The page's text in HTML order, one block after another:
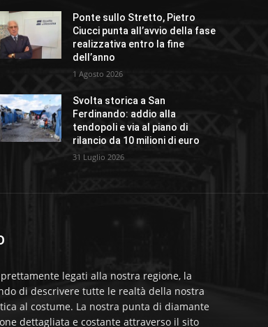
Ponte sullo Stretto, Pietro
Ciucci punta all’avvio della fase
realizzativa entro la fine
dell’anno
1 Agosto 2026
Svolta storica a San
Ferdinando: addio alla
tendopoli e via al piano di
rilancio da 10 milioni di euro
31 Luglio 2026
legati alla nostra regione, la
di descrivere tutte le realtà della nostra
al costume. La nostra punta di diamante
dettagliata e costante attraverso il sito